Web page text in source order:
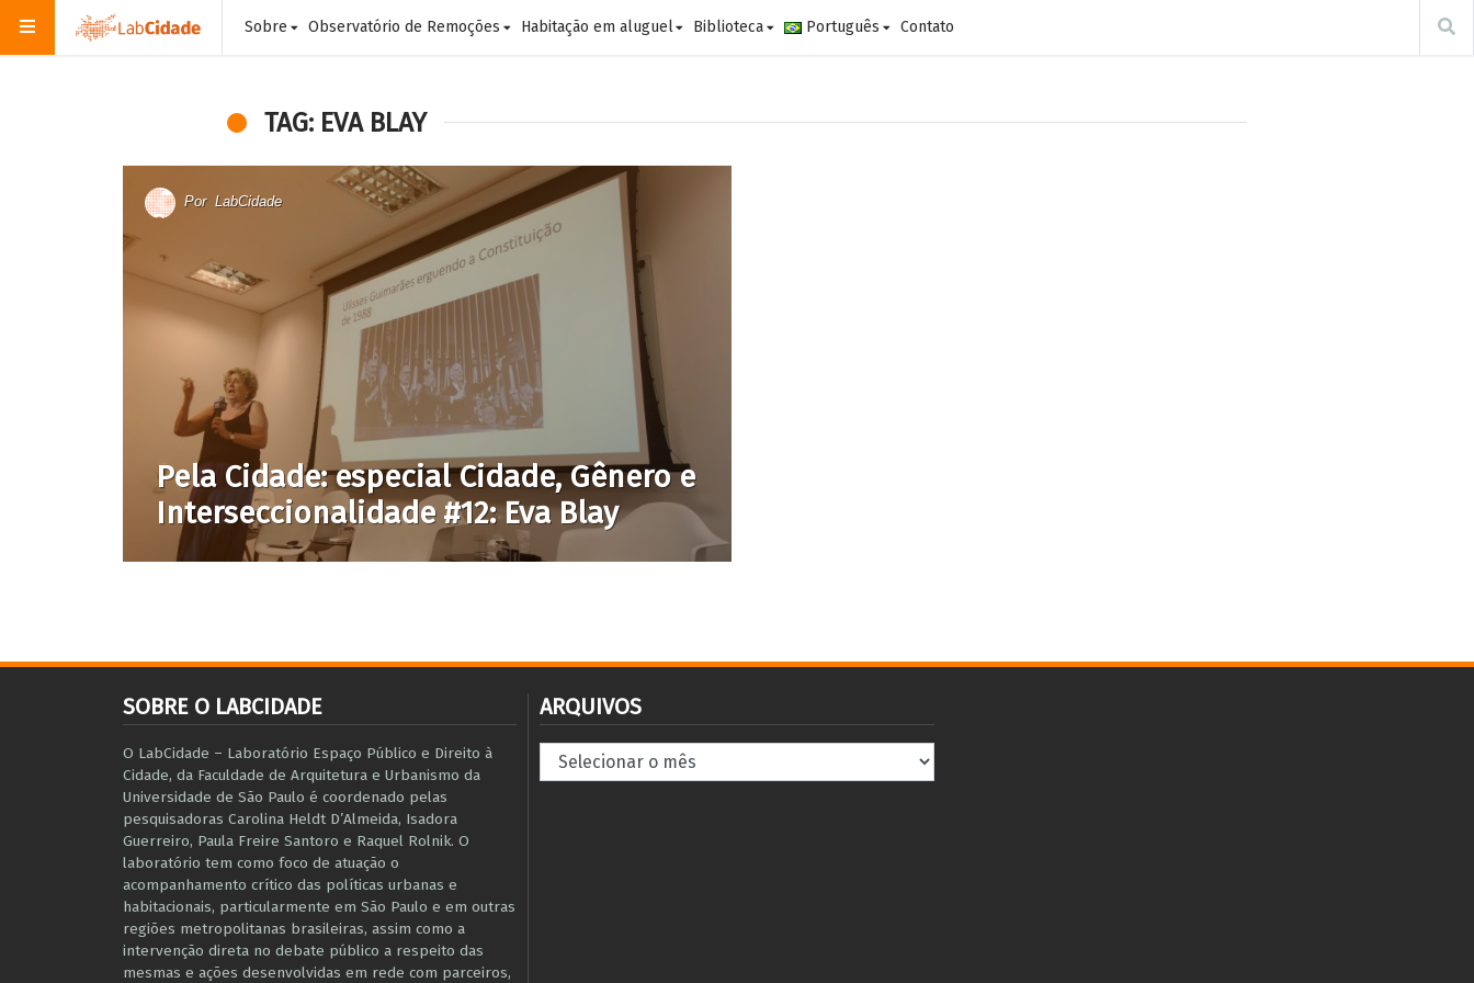
Sobre Observatório de Remoções Habitação em aluguel Biblioteca Português Contato
TAG: EVA BLAY
Por LabCidade
Pela Cidade: especial Cidade, Gênero e
Interseccionalidade #12: Eva Blay
SOBRE O LABCIDADE
O LabCidade – Laboratório Espaço Público e Direito à
Cidade, da Faculdade de Arquitetura e Urbanismo da
Universidade de São Paulo é coordenado pelas
pesquisadoras Carolina Heldt D’Almeida, Isadora
Guerreiro, Paula Freire Santoro e Raquel Rolnik. O
laboratório tem como foco de atuação o
acompanhamento crítico das políticas urbanas e
habitacionais, particularmente em São Paulo e ​em outras
regiões metropolitanas brasileiras, assim como a
intervenção direta no debate público a respeito das
mesmas e ações desenvolvidas em r​e​de com parceiros,
ARQUIVOS
Arquivos